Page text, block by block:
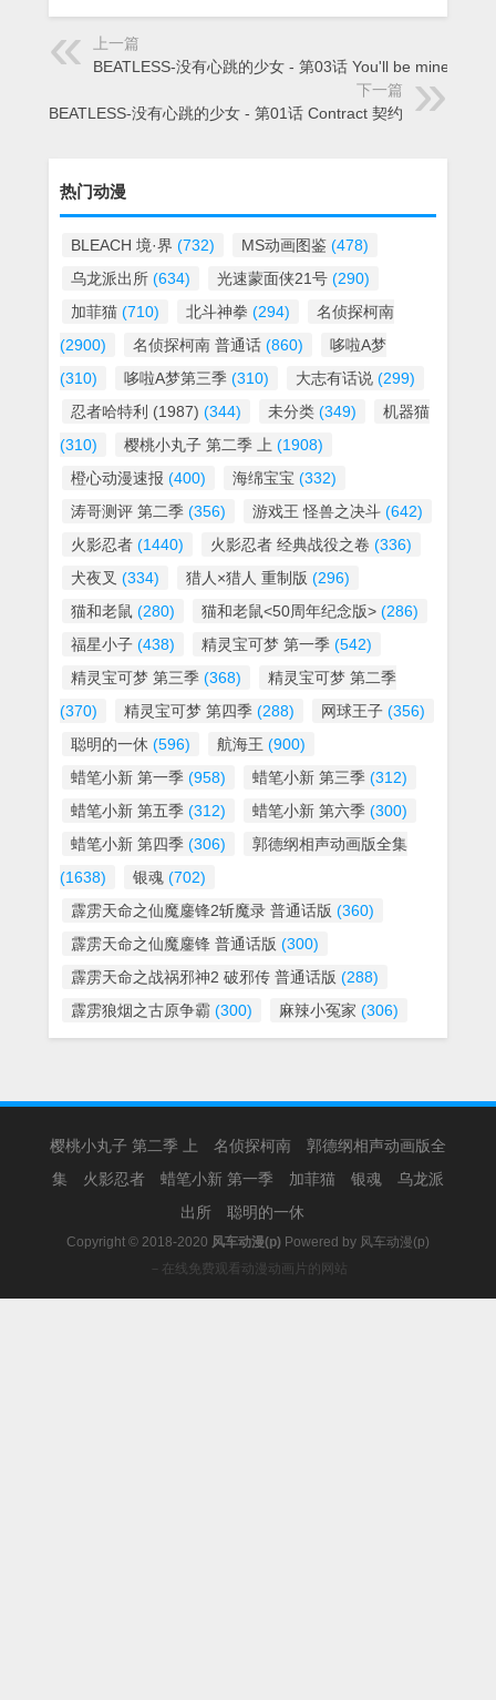
上一篇
BEATLESS-没有心跳的少女 - 第03话 You'll be mine
下一篇
BEATLESS-没有心跳的少女 - 第01话 Contract 契约
热门动漫
BLEACH 境·界 (732) MS动画图鉴 (478)
乌龙派出所 (634) 光速蒙面侠21号 (290)
加菲猫 (710) 北斗神拳 (294)
名侦探柯南
(2900)
名侦探柯南 普通话 (860)
哆啦A梦
(310)
哆啦A梦第三季 (310) 大志有话说 (299)
忍者哈特利 (1987) (344) 未分类 (349)
机器猫
(310)
樱桃小丸子 第二季 上 (1908)
橙心动漫速报 (400) 海绵宝宝 (332)
涛哥测评 第二季 (356) 游戏王 怪兽之决斗 (642)
火影忍者 (1440) 火影忍者 经典战役之卷 (336)
犬夜叉 (334) 猎人×猎人 重制版 (296)
猫和老鼠 (280) 猫和老鼠<50周年纪念版> (286)
福星小子 (438) 精灵宝可梦 第一季 (542)
精灵宝可梦 第三季 (368)
精灵宝可梦 第二季
(370)
精灵宝可梦 第四季 (288) 网球王子 (356)
聪明的一休 (596) 航海王 (900)
蜡笔小新 第一季 (958) 蜡笔小新 第三季 (312)
蜡笔小新 第五季 (312) 蜡笔小新 第六季 (300)
蜡笔小新 第四季 (306)
郭德纲相声动画版全集
(1638)
银魂 (702)
霹雳天命之仙魔鏖锋2斩魔录 普通话版 (360)
霹雳天命之仙魔鏖锋 普通话版 (300)
霹雳天命之战祸邪神2 破邪传 普通话版 (288)
霹雳狼烟之古原争霸 (300) 麻辣小冤家 (306)
樱桃小丸子 第二季 上 名侦探柯南
郭德纲相声动画版全
集
火影忍者 蜡笔小新 第一季 加菲猫 银魂
乌龙派
出所
聪明的一休
Copyright © 2018-2020 风车动漫(p) Powered by 风车动漫(p)
－在线免费观看动漫动画片的网站